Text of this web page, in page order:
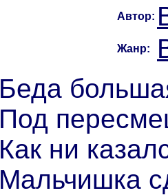
Автор:
Жанр:
Беда
Под
Как ни
Мальчишка